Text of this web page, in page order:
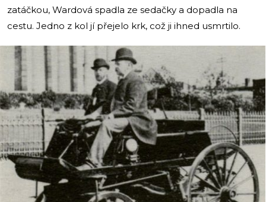
zatáčkou, Wardová spadla ze sedačky a dopadla na
cestu. Jedno z kol jí přejelo krk, což ji ihned usmrtilo.